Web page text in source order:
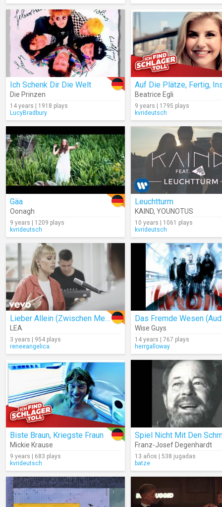
Ich Schenk Dir Die Welt
Die Prinzen
14 years | 1918 plays
LucyBradbury
Beatrice Egli
9 years | 1795 plays
kvrideutsch
Gäa
Oonagh
9 years | 1209 plays
kvrideutsch
Leuchtturm
KAIND, YOUNOTUS
10 years | 1061 plays
kvrideutsch
Lieber Allein (Zwischen Meinen Zeilen Live)
LEA
3 years | 954 plays
reneeangelica
Das Fremde Wesen
Wise Guys
14 years | 767 plays
herrgalloway
Biste Braun, Kriegste Fraun
Mickie Krause
9 years | 683 plays
kvrideutsch
Franz-Josef Degenhardt
13 años | 538 jugadas
batze